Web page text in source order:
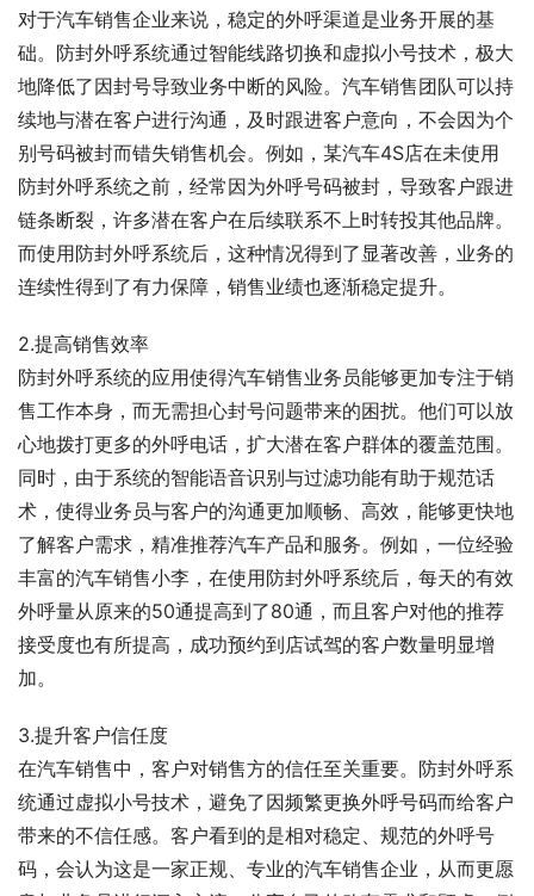
对于汽车销售企业来说，稳定的外呼渠道是业务开展的基
础。防封外呼系统通过智能线路切换和虚拟小号技术，极大
地降低了因封号导致业务中断的风险。汽车销售团队可以持
续地与潜在客户进行沟通，及时跟进客户意向，不会因为个
别号码被封而错失销售机会。例如，某汽车4S店在未使用
防封外呼系统之前，经常因为外呼号码被封，导致客户跟进
链条断裂，许多潜在客户在后续联系不上时转投其他品牌。
而使用防封外呼系统后，这种情况得到了显著改善，业务的
连续性得到了有力保障，销售业绩也逐渐稳定提升。
2.提高销售效率
防封外呼系统的应用使得汽车销售业务员能够更加专注于销
售工作本身，而无需担心封号问题带来的困扰。他们可以放
心地拨打更多的外呼电话，扩大潜在客户群体的覆盖范围。
同时，由于系统的智能语音识别与过滤功能有助于规范话
术，使得业务员与客户的沟通更加顺畅、高效，能够更快地
了解客户需求，精准推荐汽车产品和服务。例如，一位经验
丰富的汽车销售小李，在使用防封外呼系统后，每天的有效
外呼量从原来的50通提高到了80通，而且客户对他的推荐
接受度也有所提高，成功预约到店试驾的客户数量明显增
加。
3.提升客户信任度
在汽车销售中，客户对销售方的信任至关重要。防封外呼系
统通过虚拟小号技术，避免了因频繁更换外呼号码而给客户
带来的不信任感。客户看到的是相对稳定、规范的外呼号
码，会认为这是一家正规、专业的汽车销售企业，从而更愿